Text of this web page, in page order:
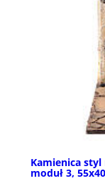
Kamienica
moduł 3,